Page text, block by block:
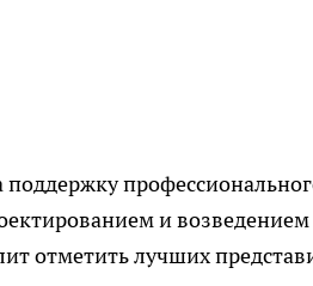
и
отметить лучших